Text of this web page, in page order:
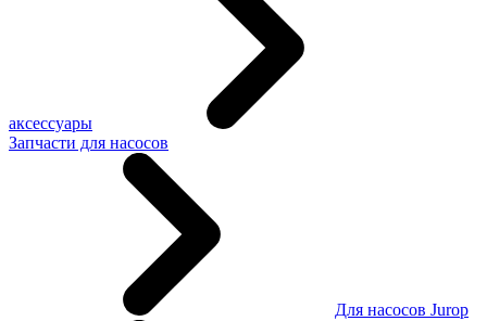
аксессуары
Запчасти для насосов
Для насосов Jurop